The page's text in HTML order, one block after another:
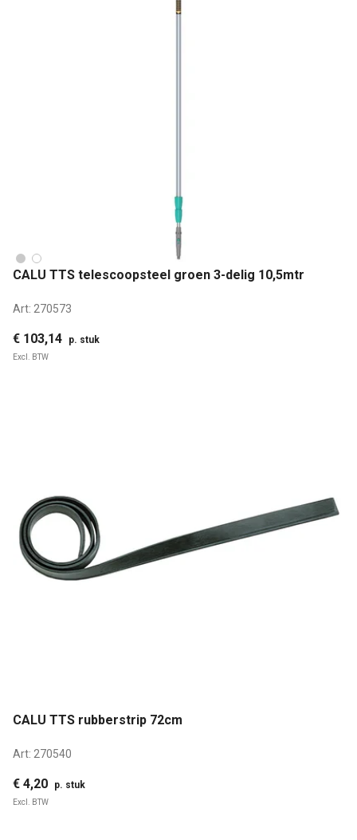
CALU TTS telescoopsteel groen 3-delig 10,5mtr
Art: 270573
€ 103,14 p. stuk
Excl. BTW
CALU TTS rubberstrip 72cm
Art: 270540
€ 4,20 p. stuk
Excl. BTW